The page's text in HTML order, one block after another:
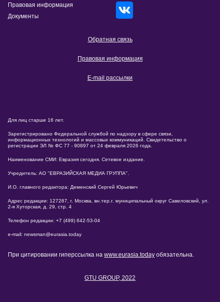
Обратная связь
Правовая информация
E-mail рассылки
Правовая информация
Документы
Для лиц старше 16 лет.
Зарегистрировано Федеральной службой по надзору в сфере связи,
информационных технологий и массовых коммуникаций. Свидетельство о
регистрации ЭЛ № ФС 77 - 90897 от 24 февраля 2026 года.
Наименование СМИ: Евразия сегодня. Сетевое издание.
Учредитель: АО "ЕВРАЗИЙСКАЯ МЕДИА ГРУППА".
И.О. главного редактора: Деменский Сергей Юрьевич
Адрес редакции: 127287, г. Москва, вн.тер.г. муниципальный округ Савеловский, ул.
2-я Хуторская, д. 29, стр. 4
Телефон редакции: +7 (499) 642-53-04
e-mail: newsman@eurasia.today
При цитировании гиперссылка на www.eurasia.today обязательна.
GTU GROUP, 2022